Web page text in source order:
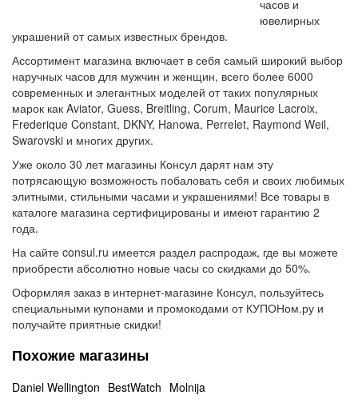
часов и
ювелирных
украшений от самых известных брендов.
Ассортимент магазина включает в себя самый широкий выбор
наручных часов для мужчин и женщин, всего более 6000
современных и элегантных моделей от таких популярных
марок как Aviator, Guess, Breitling, Corum, Maurice Lacroix,
Frederique Constant, DKNY, Hanowa, Perrelet, Raymond Weil,
Swarovski и многих других.
Уже около 30 лет магазины Консул дарят нам эту
потрясающую возможность побаловать себя и своих любимых
элитными, стильными часами и украшениями! Все товары в
каталоге магазина сертифицированы и имеют гарантию 2
года.
На сайте consul.ru имеется раздел распродаж, где вы можете
приобрести абсолютно новые часы со скидками до 50%.
Оформляя заказ в интернет-магазине Консул, пользуйтесь
специальными купонами и промокодами от КУПОНом.ру и
получайте приятные скидки!
Похожие магазины
Daniel Wellington BestWatch Molnija